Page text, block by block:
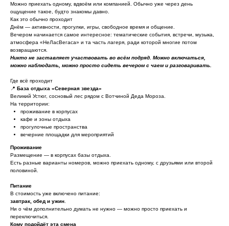
Можно приехать одному, вдвоём или компанией. Обычно уже через день
ощущение такое, будто знакомы давно.
Как это обычно проходит
Днём — активности, прогулки, игры, свободное время и общение.
Вечером начинается самое интересное: тематические события, встречи, музыка,
атмосфера «НеЛасВегаса» и та часть лагеря, ради которой многие потом
возвращаются.
Никто не заставляет участвовать во всём подряд. Можно включаться,
можно наблюдать, можно просто сидеть вечером с чаем и разговаривать.
Где всё проходит
📍 База отдыха «Северная звезда»
Великий Устюг, сосновый лес рядом с Вотчиной Деда Мороза.
На территории:
проживание в корпусах
кафе и зоны отдыха
прогулочные пространства
вечерние площадки для мероприятий
Проживание
Размещение — в корпусах базы отдыха.
Есть разные варианты номеров, можно приехать одному, с друзьями или второй
половиной.
Питание
В стоимость уже включено питание:
завтрак, обед и ужин
Ни о чём дополнительно думать не нужно — можно просто приехать и
переключиться.
Кому подойдёт эта смена